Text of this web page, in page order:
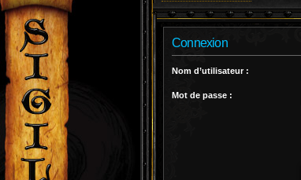
Connexion
Nom d’utilisateur :
Mot de passe :